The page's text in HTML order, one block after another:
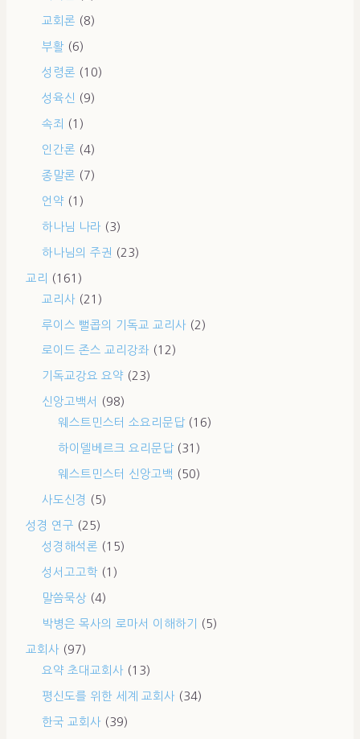
교회론 (8)
부활 (6)
성령론 (10)
성육신 (9)
속죄 (1)
인간론 (4)
종말론 (7)
언약 (1)
하나님 나라 (3)
하나님의 주권 (23)
교리
(161)
교리사 (21)
루이스 뻘콥의 기독교 교리사 (2)
로이드 존스 교리강좌 (12)
기독교강요 요약 (23)
신앙고백서
(98)
웨스트민스터 소요리문답(16)
하이델베르크 요리문답(31)
웨스트민스터 신앙고백 (50)
사도신경 (5)
성경 연구 (25)
성경해석론 (15)
성서고고학 (1)
말씀묵상 (4)
박병은 목사의 로마서 이해하기 (5)
교회사 (97)
요약 초대교회사 (13)
평신도를 위한 세계 교회사 (34)
한국 교회사 (39)